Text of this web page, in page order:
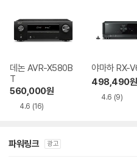
데논 AVR-X580B
T
560,000원
4.6 (16)
야마하 RX-
498,490원
4.6 (9)
파워링크 광고